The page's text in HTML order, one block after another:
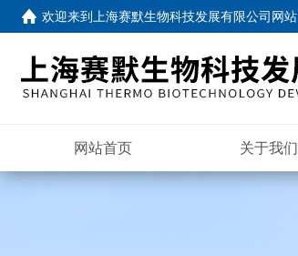
欢迎来到 上海赛默生物科技发展有限公司网站
网站首页 关于我们